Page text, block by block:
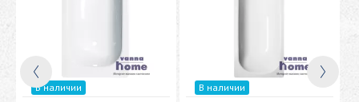
В наличии В наличии